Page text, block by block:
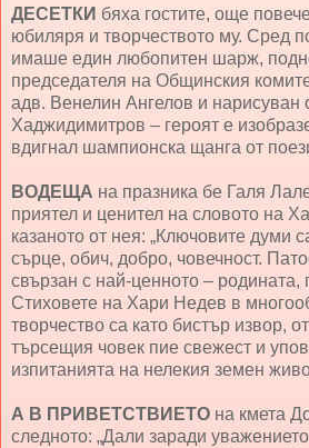
ДЕСЕТКИ бяха гостите, още
юбиляря и творчеството му. Сред
имаше един любопитен шарж,
председателя на Общинския
адв. Венелин Ангелов и нарисуван
Хаджидимитров – героят е
вдигнал шампионска щанга от
ВОДЕЩА на празника бе Галя
приятел и ценител на словото на
казаното от нея: „Ключовите думи
сърце, обич, добро, човечност.
свързан с най-ценното – родината,
Стиховете на Хари Недев в
творчество са като бистър извор,
търсещия човек пие свежест и
изпитанията на нелекия земен
А В ПРИВЕТСТВИЕТО на кмета
следното: „Дали заради